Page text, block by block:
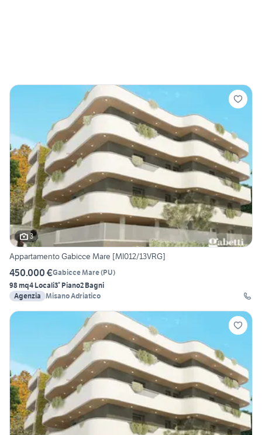
3
Appartamento Gabicce Mare [MI012/13VRG]
450.000 €Gabicce Mare(PU)
98 mq4 Locali3° Piano2 Bagni
Agenzia Misano Adriatico